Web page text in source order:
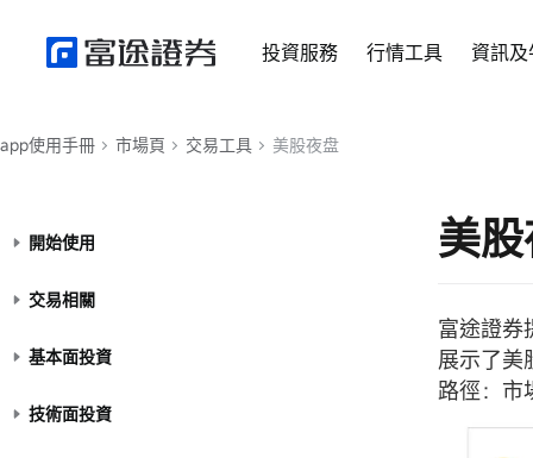
投資服務 行情工具 資訊
app使用手冊 市場頁 交易工具 美股夜盘
開始使用
交易相關
基本面投資
技術面投資
美
富途證券
展示了美
路徑：市